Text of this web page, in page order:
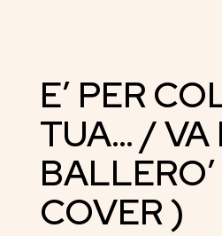
E’ PER
TUA… / VA
COVER )